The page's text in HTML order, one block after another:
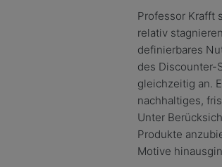
Professor Krafft
relativ
definierbares
des Discounter-
gleichzeitig an.
nachhaltiges,
Unter
Produkte
Motive